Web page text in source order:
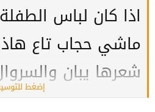
اذا كان لباس
ماشي حجاب تاع
شعرها يبان
كي نقولك حجاب
إضغط